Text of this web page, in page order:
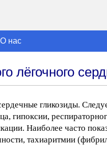
О нас
лёгочного
гликозиды.
гипоксии,
Наиболее часто
тахиаритмии